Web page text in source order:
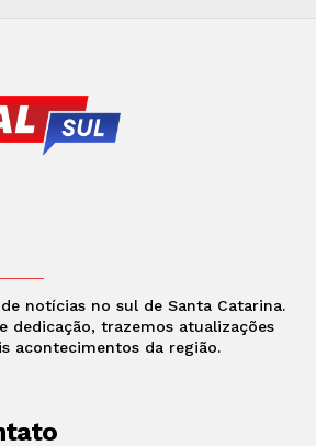
notícias no sul de Santa Catarina.
dedicação, trazemos atualizações
acontecimentos da região.